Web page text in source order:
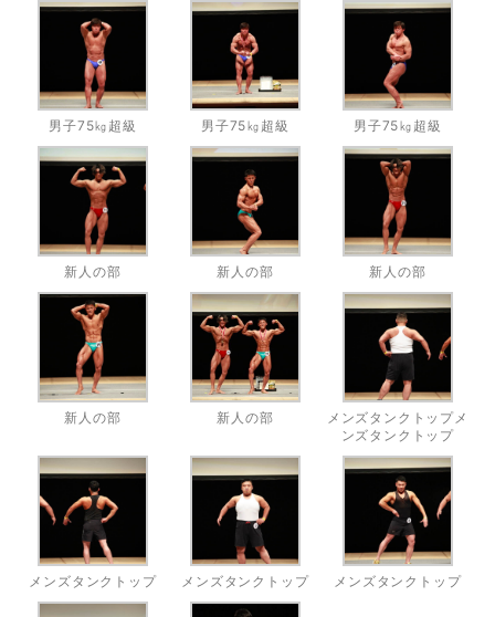
男子75㎏超級 男子75㎏超級 男子75㎏超級
新人の部 新人の部 新人の部
新人の部 新人の部
メンズタンクトップメ
ンズタンクトップ
メンズタンクトップ メンズタンクトップ メンズタンクトップ